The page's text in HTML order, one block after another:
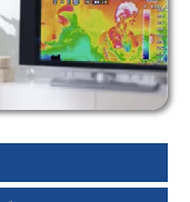
日扱うプロ達
画像を掲載し
ージに、日向